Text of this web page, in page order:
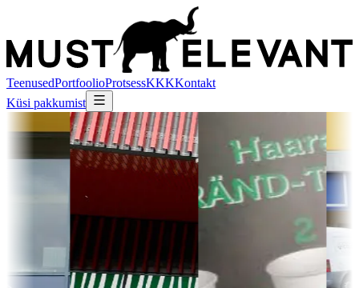
TeenusedPortfoolioProtsessKKKKontakt
Küsi pakkumist